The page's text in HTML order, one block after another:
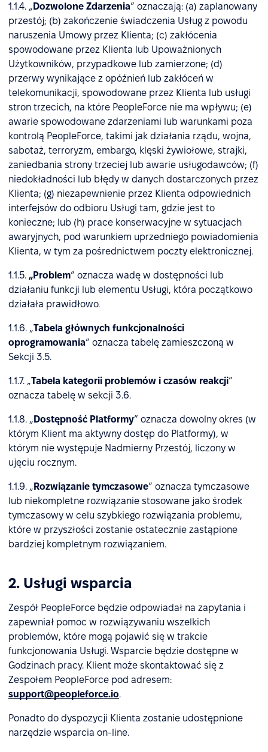
1.1.4. „ Dozwolone Zdarzenia” oznaczają: (a) zaplanowany
przestój; (b) zakończenie świadczenia Usług z powodu
naruszenia Umowy przez Klienta; (c) zakłócenia
spowodowane przez Klienta lub Upoważnionych
Użytkowników, przypadkowe lub zamierzone; (d)
przerwy wynikające z opóźnień lub zakłóceń w
telekomunikacji, spowodowane przez Klienta lub usługi
stron trzecich, na które PeopleForce nie ma wpływu; (e)
awarie spowodowane zdarzeniami lub warunkami poza
kontrolą PeopleForce, takimi jak działania rządu, wojna,
sabotaż, terroryzm, embargo, klęski żywiołowe, strajki,
zaniedbania strony trzeciej lub awarie usługodawców; (f)
niedokładności lub błędy w danych dostarczonych przez
Klienta; (g) niezapewnienie przez Klienta odpowiednich
interfejsów do odbioru Usługi tam, gdzie jest to
konieczne; lub (h) prace konserwacyjne w sytuacjach
awaryjnych, pod warunkiem uprzedniego powiadomienia
Klienta, w tym za pośrednictwem poczty elektronicznej.
1.1.5. „Problem” oznacza wadę w dostępności lub
działaniu funkcji lub elementu Usługi, która początkowo
działała prawidłowo.
1.1.6. „Tabela głównych funkcjonalności
oprogramowania” oznacza tabelę zamieszczoną w
Sekcji 3.5.
1.1.7. „Tabela kategorii problemów i czasów reakcji”
oznacza tabelę w sekcji 3.6.
1.1.8. „ Dostępność Platformy” oznacza dowolny okres (w
którym Klient ma aktywny dostęp do Platformy), w
którym nie występuje Nadmierny Przestój, liczony w
ujęciu rocznym.
1.1.9. „ Rozwiązanie tymczasowe” oznacza tymczasowe
lub niekompletne rozwiązanie stosowane jako środek
tymczasowy w celu szybkiego rozwiązania problemu,
które w przyszłości zostanie ostatecznie zastąpione
bardziej kompletnym rozwiązaniem.
2. Usługi wsparcia
Zespół PeopleForce będzie odpowiadał na zapytania i
zapewniał pomoc w rozwiązywaniu wszelkich
problemów, które mogą pojawić się w trakcie
funkcjonowania Usługi. Wsparcie będzie dostępne w
Godzinach pracy. Klient może skontaktować się z
Zespołem PeopleForce pod adresem:
support@peopleforce.io.
Ponadto do dyspozycji Klienta zostanie udostępnione
narzędzie wsparcia on-line.